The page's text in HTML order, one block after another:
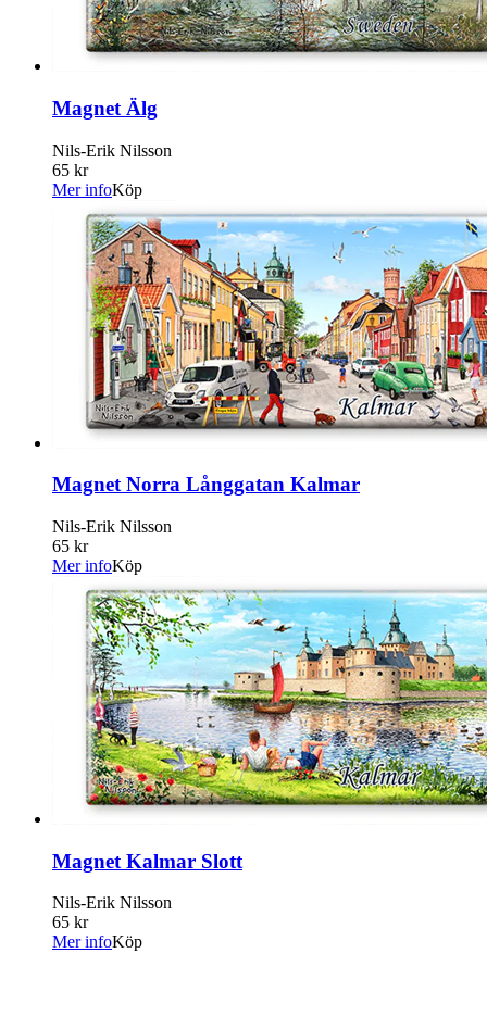
Magnet Älg
Nils-Erik Nilsson
65 kr
Mer infoKöp
Magnet Norra Långgatan Kalmar
Nils-Erik Nilsson
65 kr
Mer infoKöp
Magnet Kalmar Slott
Nils-Erik Nilsson
65 kr
Mer infoKöp